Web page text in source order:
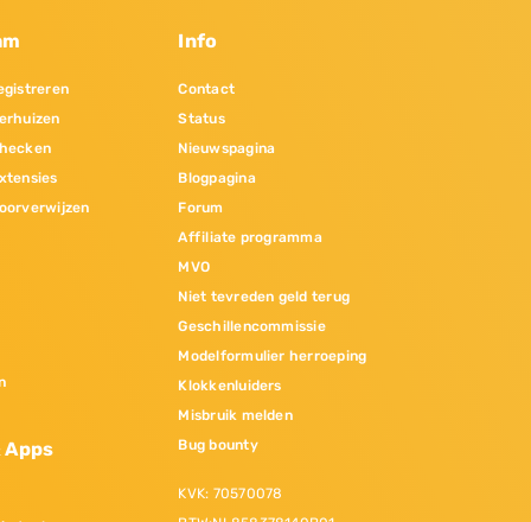
Apps
Info
Contact
Status
Nieuwspagina
Blogpagina
Forum
Affiliate programma
MVO
Niet tevreden geld terug
Geschillencommissie
Modelformulier herroeping
Klokkenluiders
Misbruik melden
Bug bounty
KVK: 70570078